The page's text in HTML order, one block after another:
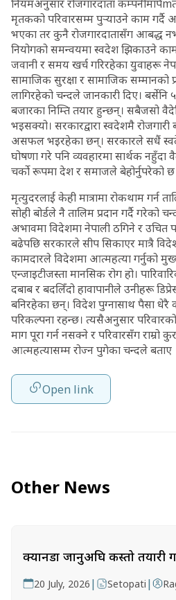
नियमअनुसार रोजगारदाता
मृतकको परिवारसम्म पुर्‍याउने काम गर्दै
भएका तर कुनै रोजगारदातासँग आबद्ध
नियोगको समन्वयमा स्वदेश झिकाउने
जवानी र समय खर्च गरिरहेका युवाहरू
सामाजिक सुरक्षा र सामाजिक सम्मानको
लागिरहेको चन्दले जानकारी दिए। बर्सेनि
बजारका निम्ति तयार हुन्छन्। सबैजसो
भइसक्यो। सरकारद्वारा स्वदेशमै
असफल भइरहेका छन्। सरकारले सधैं
घोषणा गरे पनि व्यवहारमा सार्थक
चर्को रूपमा देश र समाजले बेहोर्नुपरेको
मृत्युदरलाई केही मात्रामा रोकथाम गर्न
सोही बोर्डले नै तालिम प्रदान गर्दै गरेको
अभावमा विदेशमा नेपाली ठगिने र उचित
बढेपछि सरकारले सीप सिकाएर मात्रै
कामदारले विदेशमा आत्महत्या गर्नुको
एन्जाइटीजस्ता मानसिक रोग हो।
दबाब र बदलिँदो हावापानीले उनीहरू
बनिरहेका छन्। विदेश पुग्नासाथ पैसा धेरै
परिकल्पना रहन्छ। त्यसैअनुसार
माग पूरा गर्न नसक्ने र परिवारसँग राम्रो
आत्महत्यासम्म रोज्न पुगेका चन्दले बताए
Open link
Other News
क्यानडा जानुअघि कस्तो तयारी
20 July, 2026 | Setopati |